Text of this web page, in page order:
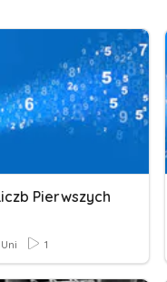
Pierwszych
1